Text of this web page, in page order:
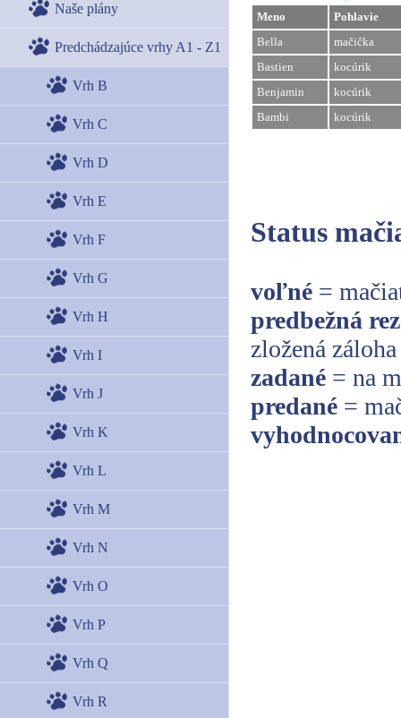
Naše plány
Predchádzajúce vrhy A1 - Z1
Vrh B
Vrh C
Vrh D
Vrh E
Vrh F
Vrh G
Vrh H
Vrh I
Vrh J
Vrh K
Vrh L
Vrh M
Vrh N
Vrh O
Vrh P
Vrh Q
Vrh R
Meno
Pohlavie
Bella
mačička
Bastien
kocúrik
Benjamin
kocúrik
Bambi
kocúrik
Status
voľné =
predbežná
zložená záloha
zadané = na
predané =